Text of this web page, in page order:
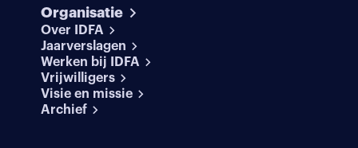
Organisatie
Over IDFA
Jaarverslagen
Werken bij IDFA
Vrijwilligers
Visie en missie
Archief